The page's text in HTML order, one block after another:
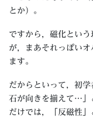
とか）。
ですから，磁化とい
が，まあそれっぽい
ます。
だからといって，初
石が向きを揃えて…」
だけでは，「反磁性」